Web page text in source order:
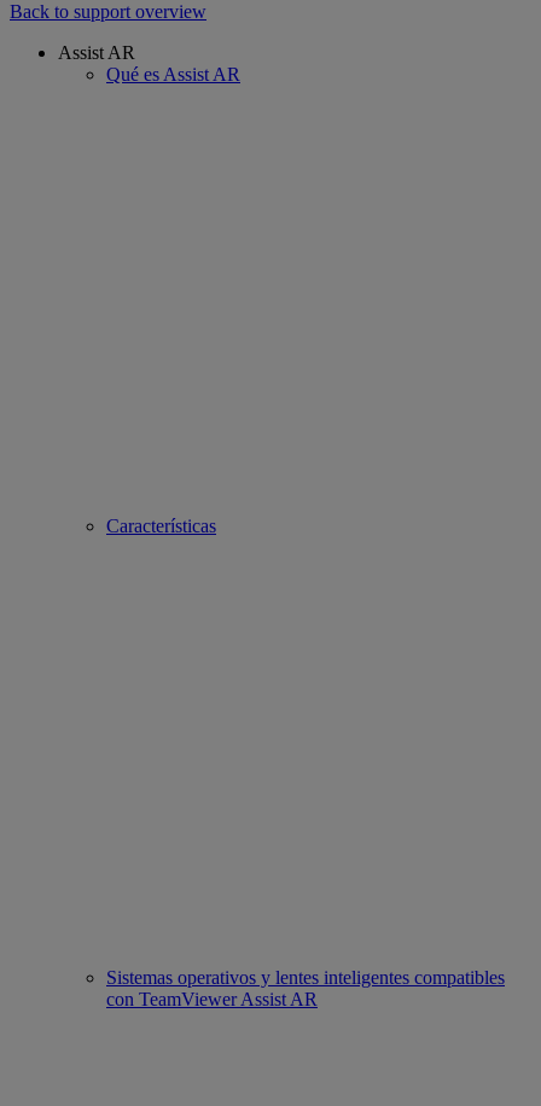
Back to support overview
Assist AR
Qué es Assist AR
Características
Sistemas operativos y lentes inteligentes compatibles
con TeamViewer Assist AR